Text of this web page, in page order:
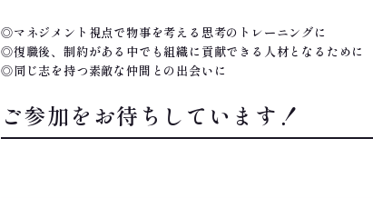
◎マネジメント視点で物事を考える思考のトレーニングに
◎復職後、制約がある中でも組織に貢献できる人材となるために
◎同じ志を持つ素敵な仲間との出会いに
ご参加をお待ちしています！